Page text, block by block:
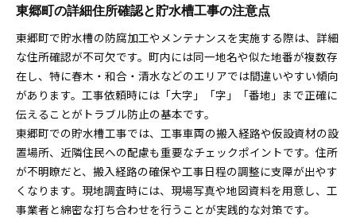
東郷町の詳細住所確認と貯水槽工事の注意点
東郷町で貯水槽の防腐加工やメンテナンスを実施する際は、詳細
な住所確認が不可欠です。町内には同一地名や似た地番が複数存
在し、特に春木・和合・清水などのエリアでは間違いやすい傾向
があります。工事依頼時には「大字」「字」「番地」まで正確に
伝えることがトラブル防止の基本です。
東郷町での貯水槽工事では、工事車両の搬入経路や仮設資材の設
置場所、近隣住民への配慮も重要なチェックポイントです。住所
が不明瞭だと、搬入経路の確保や工事日程の調整に支障が出やす
くなります。現地調査時には、現場写真や地図資料を用意し、工
事業者と綿密な打ち合わせを行うことが実践的な対策です。